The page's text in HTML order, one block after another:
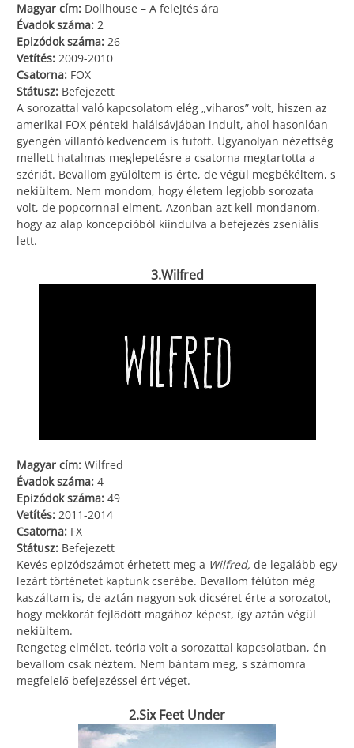
Magyar cím: Dollhouse – A felejtés ára
Évadok száma: 2
Epizódok száma: 26
Vetítés: 2009-2010
Csatorna: FOX
Státusz: Befejezett
A sorozattal való kapcsolatom elég „viharos” volt, hiszen az
amerikai FOX pénteki halálsávjában indult, ahol hasonlóan
gyengén villantó kedvencem is futott. Ugyanolyan nézettség
mellett hatalmas meglepetésre a csatorna megtartotta a
szériát. Bevallom gyűlöltem is érte, de végül megbékéltem, s
nekiültem. Nem mondom, hogy életem legjobb sorozata
volt, de popcornnal elment. Azonban azt kell mondanom,
hogy az alap koncepcióból kiindulva a befejezés zseniális
lett.
3.Wilfred
Magyar cím: Wilfred
Évadok száma: 4
Epizódok száma: 49
Vetítés: 2011-2014
Csatorna: FX
Státusz: Befejezett
Kevés epizódszámot érhetett meg a Wilfred, de legalább egy
lezárt történetet kaptunk cserébe. Bevallom félúton még
kaszáltam is, de aztán nagyon sok dicséret érte a sorozatot,
hogy mekkorát fejlődött magához képest, így aztán végül
nekiültem.
Rengeteg elmélet, teória volt a sorozattal kapcsolatban, én
bevallom csak néztem. Nem bántam meg, s számomra
megfelelő befejezéssel ért véget.
2.Six Feet Under